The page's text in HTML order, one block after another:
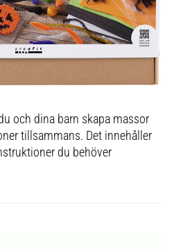
och dina barn skapa massor
tillsammans. Det innehåller
du behöver